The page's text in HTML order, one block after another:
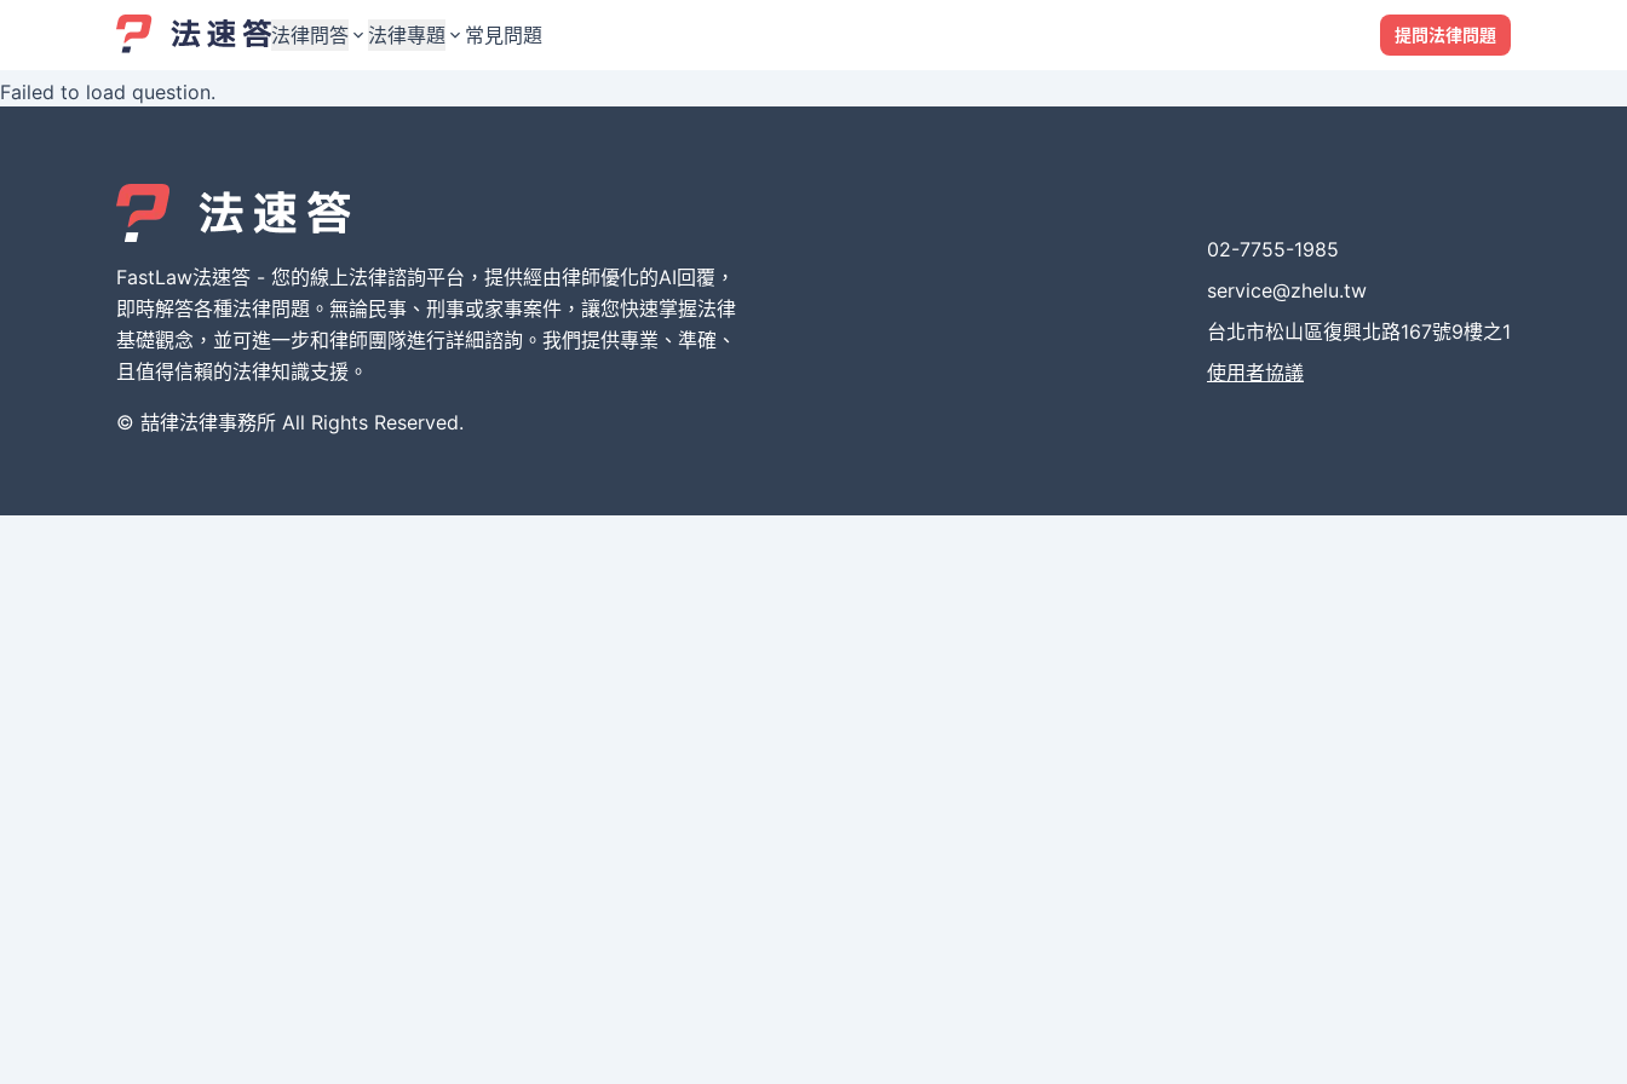
法律問答
婚姻與監護權
債務與債權
刑事犯罪案件
其他案件類型
法律專題
婚姻與監護權
債務與債權
刑事犯罪案件
其他案件類型
常見問題 提問法律問題
Failed to load question.
FastLaw法速答 - 您的線上法律諮詢平台，提供經由律師優化的AI回覆，
即時解答各種法律問題。無論民事、刑事或家事案件，讓您快速掌握法律
基礎觀念，並可進一步和律師團隊進行詳細諮詢。我們提供專業、準確、
且值得信賴的法律知識支援。
© 喆律法律事務所 All Rights Reserved.
02-7755-1985
service@zhelu.tw
台北市松山區復興北路167號9樓之1
使用者協議